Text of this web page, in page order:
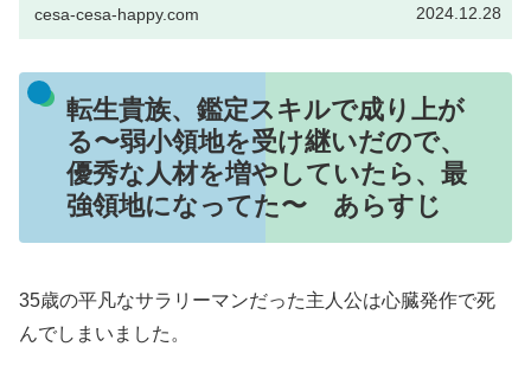
cesa-cesa-happy.com 2024.12.28
転生貴族、鑑定スキルで成り上が
る〜弱小領地を受け継いだので、
優秀な人材を増やしていたら、最
強領地になってた〜 あらすじ
35歳の平凡なサラリーマンだった主人公は心臓発作で死
んでしまいました。